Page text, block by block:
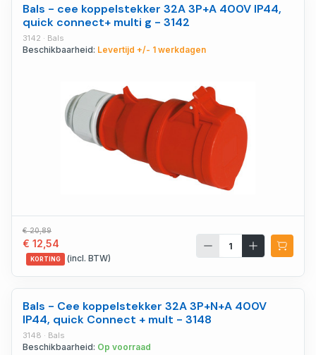
Bals - cee koppelstekker 32A 3P+A 400V IP44,
quick connect+ multi g - 3142
3142 · Bals
Beschikbaarheid: Levertijd +/- 1 werkdagen
€ 20,89
€ 12,54
KORTING (incl. BTW)
Bals - Cee koppelstekker 32A 3P+N+A 400V
IP44, quick Connect + mult - 3148
3148 · Bals
Beschikbaarheid: Op voorraad